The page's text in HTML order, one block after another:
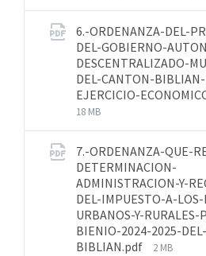
6.-ORDENANZA-DEL-
DEL-GOBIERNO-
DESCENTRALIZADO-
DEL-CANTON-
EJERCICIO-
18 MB
7.-ORDENANZA-QUE-
DETERMINACION-
ADMINISTRACION-Y-
DEL-IMPUESTO-A-
URBANOS-Y-RURALES-
BIENIO-2024-2025-
BIBLIAN.pdf
2 MB